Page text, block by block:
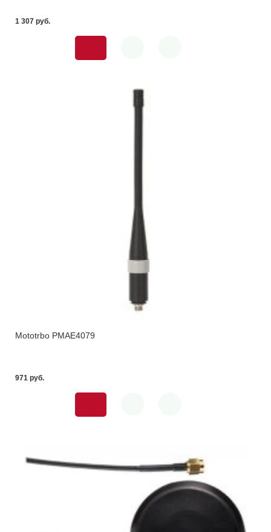
1 307 pуб.
Mototrbo PMAE4079
971 pуб.